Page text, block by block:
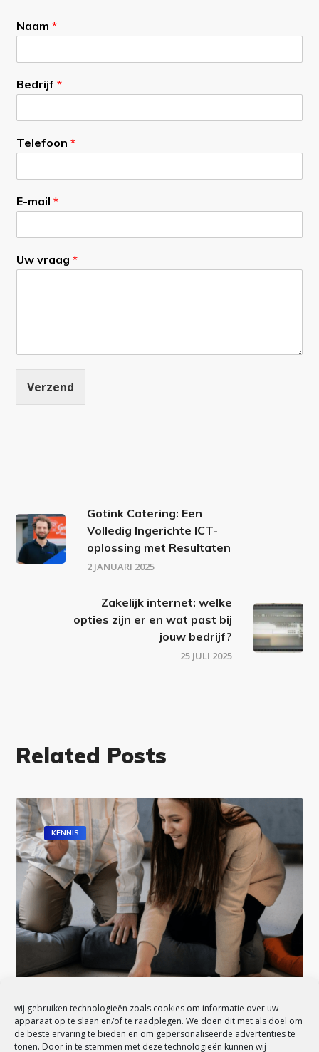
wij gebruiken technologieën zoals cookies om informatie over uw
apparaat op te slaan en/of te raadplegen. We doen dit met als doel om
de beste ervaring te bieden en om gepersonaliseerde advertenties te
tonen. Door in te stemmen met deze technologieën kunnen wij
Naam*
Bedrijf*
Telefoon*
*
v
a
g
E-mail*
Uw vraag*
Verzend
Gotink Catering: Een
Volledig Ingerichte ICT-
oplossing met Resultaten
2 JANUARI 2025
Zakelijk internet: welke
opties zijn er en wat past bij
jouw bedrijf?
25 JULI 2025
Related Posts
KENNIS